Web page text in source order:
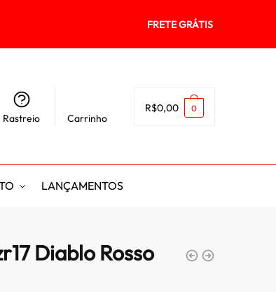
FRETE GRÁTIS
Rastreio Carrinho
R$0,00 0
LANÇAMENTOS
Diablo Rosso